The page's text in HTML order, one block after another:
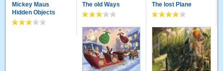
Mickey Maus
Hidden Objects
The old Ways The lost Plane